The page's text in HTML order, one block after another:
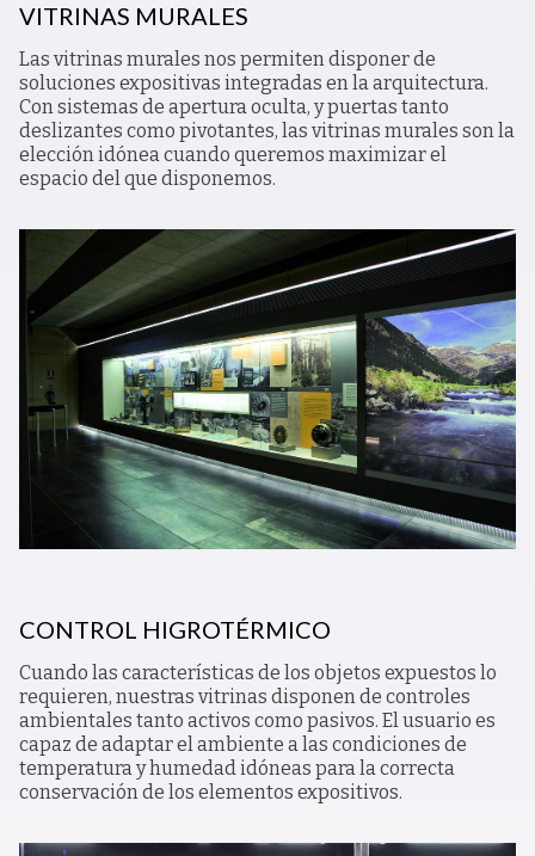
VITRINAS MURALES
Las vitrinas murales nos permiten disponer de
soluciones expositivas integradas en la arquitectura.
Con sistemas de apertura oculta, y puertas tanto
deslizantes como pivotantes, las vitrinas murales son la
elección idónea cuando queremos maximizar el
espacio del que disponemos.
CONTROL HIGROTÉRMICO
Cuando las características de los objetos expuestos lo
requieren, nuestras vitrinas disponen de controles
ambientales tanto activos como pasivos. El usuario es
capaz de adaptar el ambiente a las condiciones de
temperatura y humedad idóneas para la correcta
conservación de los elementos expositivos.